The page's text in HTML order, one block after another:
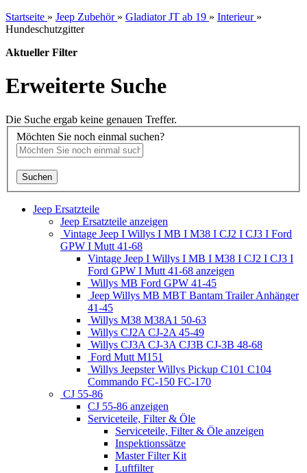
Startseite » Jeep Zubehör » Gladiator JT ab 19 » Interieur »
Hundeschutzgitter
Aktueller Filter
Erweiterte Suche
Die Suche ergab keine genauen Treffer.
Möchten Sie noch einmal suchen?
Suchen
Jeep Ersatzteile
Jeep Ersatzteile anzeigen
Vintage Jeep I Willys I MB I M38 I CJ2 I CJ3 I Ford
GPW I Mutt 41-68
Vintage Jeep I Willys I MB I M38 I CJ2 I CJ3 I
Ford GPW I Mutt 41-68 anzeigen
Willys MB Ford GPW 41-45
Jeep Willys MB MBT Bantam Trailer Anhänger
41-45
Willys M38 M38A1 50-63
Willys CJ2A CJ-2A 45-49
Willys CJ3A CJ-3A CJ3B CJ-3B 48-68
Ford Mutt M151
Willys Jeepster Willys Pickup C101 C104
Commando FC-150 FC-170
CJ 55-86
CJ 55-86 anzeigen
Serviceteile, Filter & Öle
Serviceteile, Filter & Öle anzeigen
Inspektionssätze
Master Filter Kit
Luftfilter